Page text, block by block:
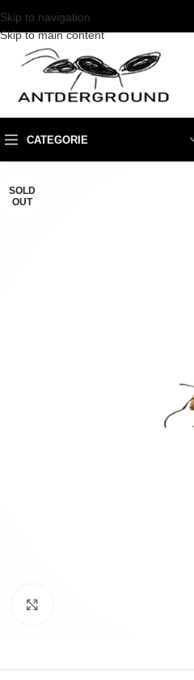
Skip to navigation
Skip to main content
CATEGORIE
SOLD
OUT